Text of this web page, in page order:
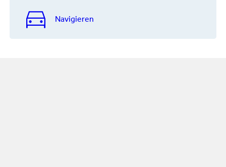
Navigieren